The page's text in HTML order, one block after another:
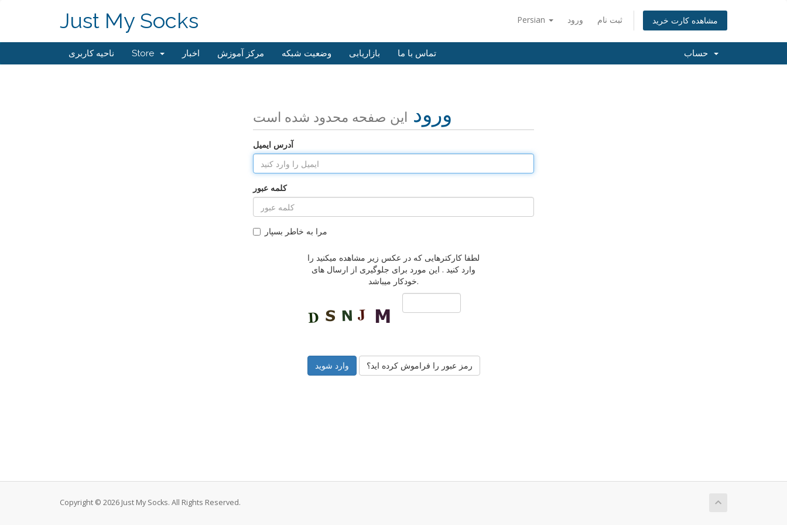
Persian ورود ثبت نام مشاهده کارت خرید Just My Socks
ناحیه کاربری Store اخبار مرکز آموزش وضعیت شبکه بازاریابی تماس با ما
ورود این صفحه محدود شده است
آدرس ایمیل
کلمه عبور
مرا به خاطر بسپار
لطفا کارکترهایی که در عکس زیر مشاهده میکنید را
وارد کنید . این مورد برای جلوگیری از ارسال های
خودکار میباشد.
رمز عبور را فراموش کرده اید؟
Copyright © 2026 Just My Socks. All Rights Reserved.